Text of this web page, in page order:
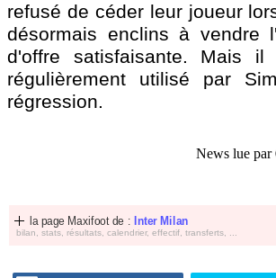
refusé de céder leur joueur
désormais enclins à vendre
d'offre satisfaisante. Mais
régulièrement utilisé par
régression.
News lue par
la page Maxifoot de : Inter Milan
bilan, stats, résultats, calendrier, effectif, transferts, ...